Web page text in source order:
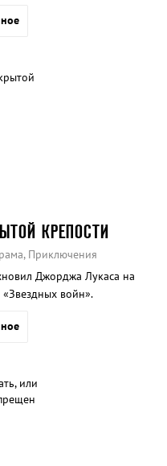
КРЕПОСТИ
Приключения
Джорджа Лукаса на
войн».